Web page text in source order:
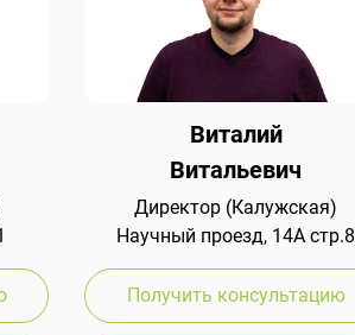
Виталий
Витальевич
Директор (Калужская)
Научный проезд, 14А стр.8
Получить консультацию